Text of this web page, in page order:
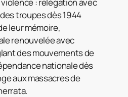
troupes dès 1944
leur mémoire,
renouvelée avec
des mouvements de
nationale dès
aux massacres de